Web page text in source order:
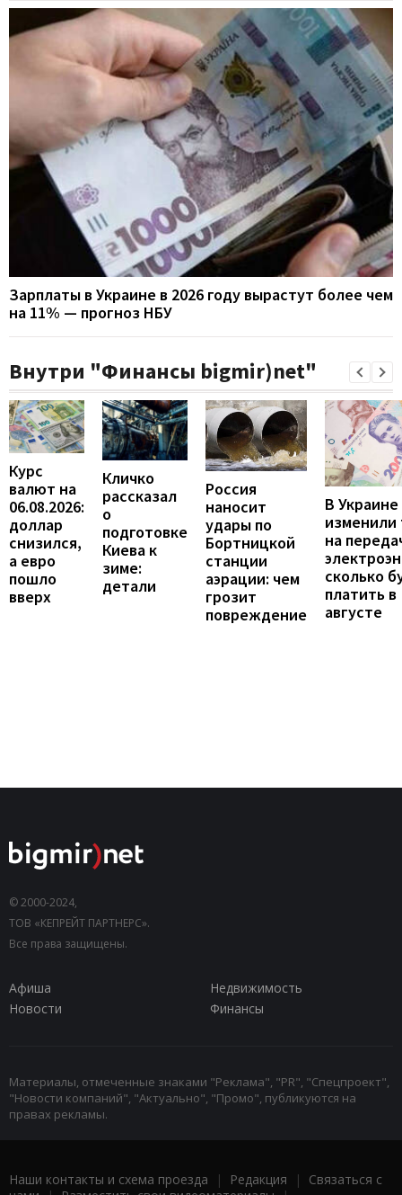
Зарплаты в Украине в 2026 году вырастут более чем
на 11% — прогноз НБУ
Внутри "Финансы bigmir)net"
Курс
валют на
06.08.2026:
доллар
снизился,
а евро
пошло
вверх
Кличко
рассказал
о
подготовке
Киева к
зиме:
детали
Россия
наносит
удары по
Бортницкой
станции
аэрации: чем
грозит
повреждение
В Украине
на
сколько
платить в
августе
© 2000-2024,
ТОВ «КЕПРЕЙТ ПАРТНЕРС».
Все права защищены.
Афиша
Недвижимость
Новости
Финансы
Материалы, отмеченные знаками "Реклама", "PR", "Спецпроект",
"Новости компаний", "Актуально", "Промо", публикуются на
правах рекламы.
Наши контакты и схема проезда | Редакция | Связаться с